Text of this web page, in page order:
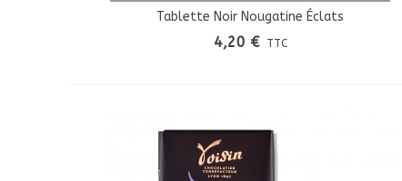
Tablette Noir Nougatine Éclats
4,20 € TTC